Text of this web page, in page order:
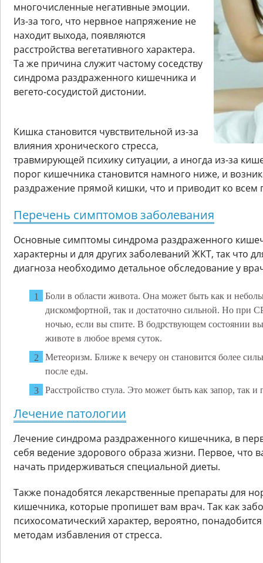
многочисленные негативные эмоции.
Из-за того, что нервное напряжение не
находит выхода, появляются
расстройства вегетативного характера.
Та же причина служит частому соседству
синдрома раздраженного кишечника и
вегето-сосудистой дистонии.
Кишка становится чувствительной из-за
влияния хронического стресса,
травмирующей психику ситуации, а иногда из-за
порог кишечника становится намного ниже, и
раздражение прямой кишки, что и приводит ко
Перечень симптомов заболевания
Основные симптомы синдрома раздраженного
характерны и для других заболеваний ЖКТ, так что
диагноза необходимо детальное обследование у
Боли в области живота. Она может быть как и
дискомфортной, так и достаточно сильной. Но при
ночью, если вы спите. В бодрствующем состоянии
животе в любое время суток.
Метеоризм. Ближе к вечеру он становится более
после еды.
Расстройство стула. Это может быть как запор, так и
Лечение патологии
Лечение синдрома раздраженного кишечника, в
себя ведение здорового образа жизни. Первое, что
начать придерживаться специальной диеты.
Также понадобятся лекарственные препараты для
кишечника, которые пропишет вам врач. Так как
психосоматический характер, вероятно,
методам избавления от стресса.